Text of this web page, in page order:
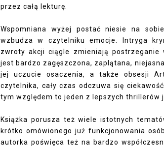
przez całą lekturę.
Wspomniana wyżej postać niesie na
wzbudza w czytelniku emocje. Intryga
zwroty akcji ciągle zmieniają
jest bardzo zagęszczona, zaplątana,
jej uczucie osaczenia, a także obsesji
czytelnika, cały czas odczuwa się
tym względem to jeden z lepszych thrillerów
Książka porusza też wiele istotnych
krótko omówionego już funkcjonowania
autorka poświęca też na bardzo